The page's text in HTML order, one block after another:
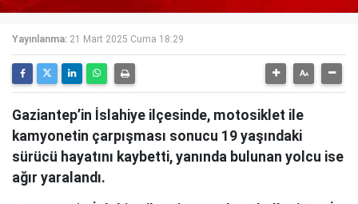
Yayınlanma: 21 Mart 2025 Cuma 18:29
Gaziantep’in İslahiye ilçesinde, motosiklet ile
kamyonetin çarpışması sonucu 19 yaşındaki
sürücü hayatını kaybetti, yanında bulunan yolcu ise
ağır yaralandı.